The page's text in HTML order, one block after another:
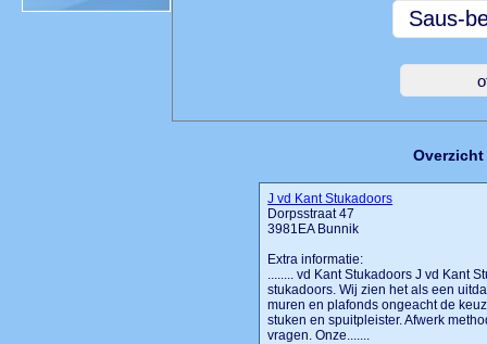
J vd Kant Stukadoors
Dorpsstraat 47
3981EA Bunnik
Extra informatie:
........ vd Kant Stukadoors J vd Kant
stukadoors. Wij zien het als een
muren en plafonds ongeacht de
stuken en spuitpleister. Afwerk
vragen. Onze.......